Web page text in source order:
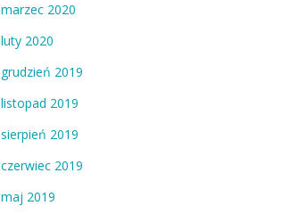
marzec 2020
luty 2020
grudzień 2019
listopad 2019
sierpień 2019
czerwiec 2019
maj 2019